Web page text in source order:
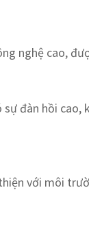
nghệ cao,
đàn hồi cao,
với môi